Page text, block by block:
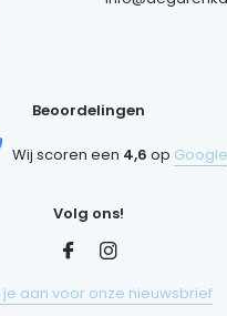
Beoordelingen
Wij scoren een 4,6 op Google
Volg ons!
je aan voor onze nieuwsbrief